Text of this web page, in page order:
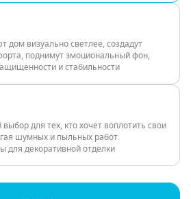
дом визуально светлее, создадут
поднимут эмоциональный фон,
и стабильности
для тех, кто хочет воплотить свои
шумных и пыльных работ.
для декоративной отделки